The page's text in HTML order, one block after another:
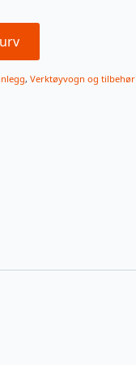
, Verktøyvogn og tilbehør